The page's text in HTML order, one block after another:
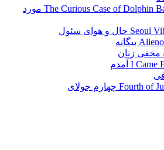
دانلود فیلم The Curious Case of Dolphin Bay 2022 مورد
مخفی زنان